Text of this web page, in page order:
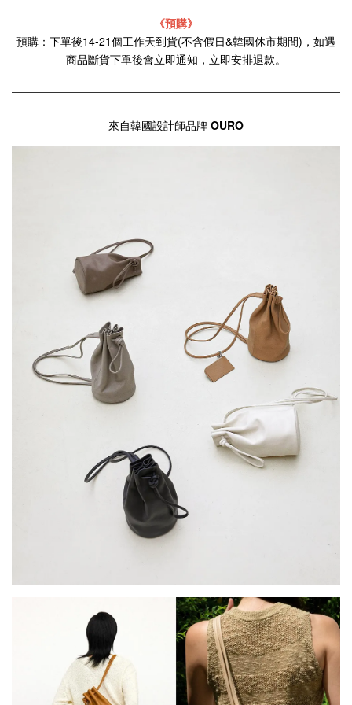
《預購》
預購：下單後14-21個工作天到貨(不含假日&韓國休市期間)，如遇
商品斷貨下單後會立即通知，立即安排退款。
來自韓國設計師品牌 OURO